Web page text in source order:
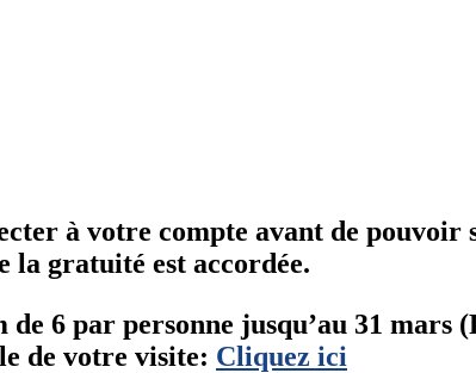
à votre compte avant de
la gratuité est accordée.
6 par personne jusqu’au 31 mars
de votre visite: Cliquez ici